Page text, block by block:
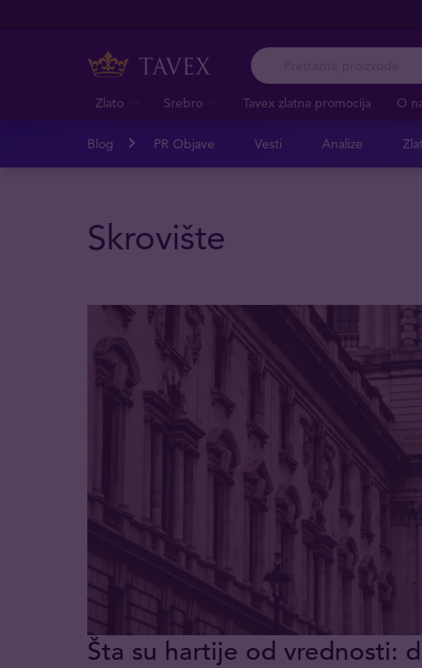
Zlato Srebro Tavex zlatna promocija O
Blog PR Objave Vesti Analize
Skrovište
Šta su hartije od vrednosti: